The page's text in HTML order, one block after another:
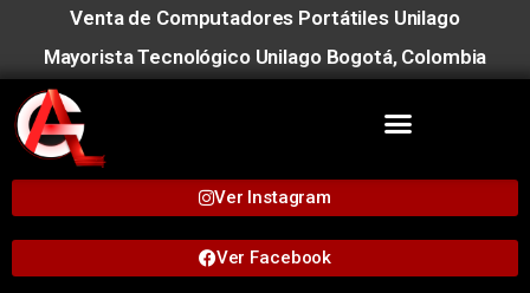
Venta de Computadores Portátiles Unilago
Mayorista Tecnológico Unilago Bogotá, Colombia
Ver Instagram
Ver Facebook